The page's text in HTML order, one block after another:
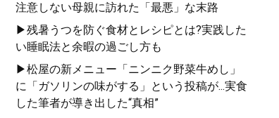
注意しない母親に訪れた「最悪」な末路
▶残暑うつを防ぐ食材とレシピとは?実践した
い睡眠法と余暇の過ごし方も
▶松屋の新メニュー「ニンニク野菜牛めし」
に「ガソリンの味がする」という投稿が...実食
した筆者が導き出した“真相”